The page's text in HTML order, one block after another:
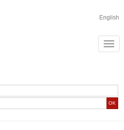
English
OK